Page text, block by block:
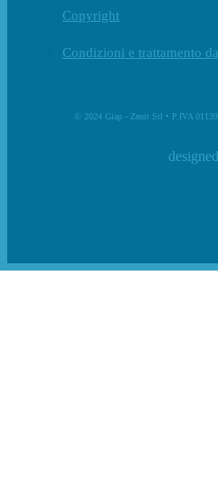
Copyright
Condizioni e trattamento
© 2024 Giap - Zenit Srl • P.IVA